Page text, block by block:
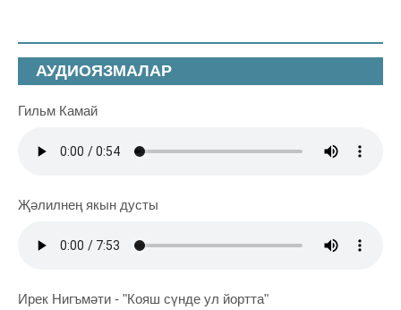
АУДИОЯЗМАЛАР
Гильм Камай
Җәлилнең якын дусты
Ирек Нигъмәти - "Кояш сүнде ул йортта"